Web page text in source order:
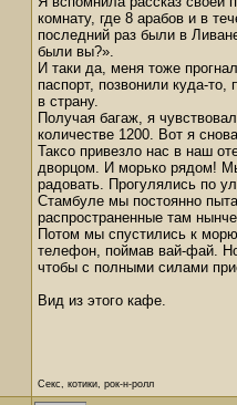
комнату, где 8 арабов и в
последний раз были в
были вы?».
И таки да, меня тоже
паспорт, позвонили куда-
в страну.
Получая багаж, я
количестве 1200. Вот я
Таксо привезло нас в наш
дворцом. И морько рядом!
радовать. Прогулялись по
Стамбуле мы постоянно
распространенные там
Потом мы спустились к
телефон, поймав вай-фай.
чтобы с полными силами
Вид из этого кафе.
Секс, котики, рок-н-ролл